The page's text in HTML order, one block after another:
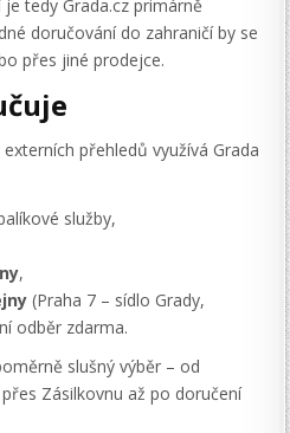
tedy Grada.cz primárně
doručování do zahraničí by se
přes jiné prodejce.
přehledů využívá Grada
služby,
,
(Praha 7 – sídlo Grady,
odběr zdarma.
slušný výběr – od
Zásilkovnu až po doručení